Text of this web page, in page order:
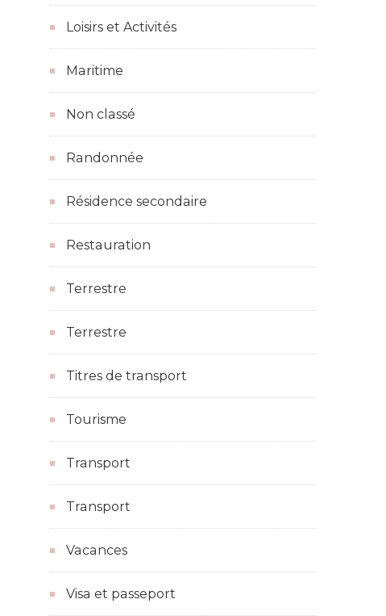
Loisirs et Activités
Maritime
Non classé
Randonnée
Résidence secondaire
Restauration
Terrestre
Terrestre
Titres de transport
Tourisme
Transport
Transport
Vacances
Visa et passeport